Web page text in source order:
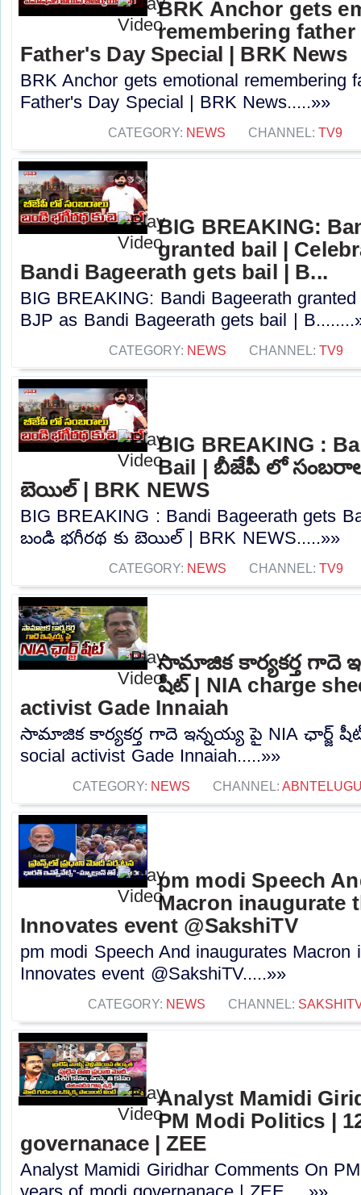
BRK Anchor gets
remembering
Father's Day Special | BRK News
BRK Anchor gets emotional remembering
Father's Day Special | BRK News.....»»
CATEGORY: NEWS CHANNEL: TV9
BIG BREAKING:
granted bail |
Bandi Bageerath gets bail | B...
BIG BREAKING: Bandi Bageerath
BJP as Bandi Bageerath gets bail |
CATEGORY: NEWS CHANNEL: TV9
BIG BREAKING :
Bail | బీజేపీ లో
బెయిల్ | BRK NEWS
BIG BREAKING : Bandi Bageerath
బండి భగీరథ కు బెయిల్ | BRK NEWS.....»»
CATEGORY: NEWS CHANNEL: TV9
సామాజిక కార్యకర్త గాదె
షీట్ | NIA charge
activist Gade Innaiah
సామాజిక కార్యకర్త గాదె ఇన్నయ్య పై NIA ఛార్జ్ షీట్
social activist Gade Innaiah.....»»
CATEGORY: NEWS CHANNEL:
pm modi Speech
Macron inaugurate
Innovates event @SakshiTV
pm modi Speech And inaugurates Macron
Innovates event @SakshiTV.....»»
CATEGORY: NEWS CHANNEL:
Analyst Mamidi
PM Modi Politics |
governanace | ZEE
Analyst Mamidi Giridhar Comments On